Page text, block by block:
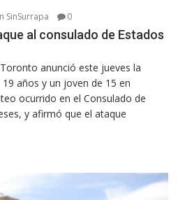
SinSurrapa 0
al consulado de Estados
anunció este jueves la
años y un joven de 15 en
ocurrido en el Consulado de
y afirmó que el ataque